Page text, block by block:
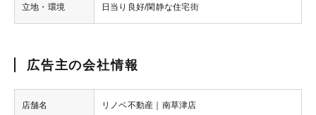
立地・環境 日当り良好/閑静な住宅街
広告主の会社情報
店舗名 リノベ不動産｜南草津店